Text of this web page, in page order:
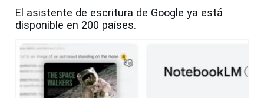
El asistente de escritura de Google ya está
disponible en 200 países.